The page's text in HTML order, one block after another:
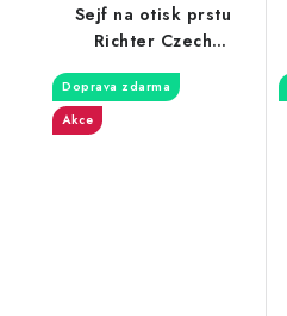
Sejf na otisk prstu
Richter Czech
Doprava zdarma
Akce